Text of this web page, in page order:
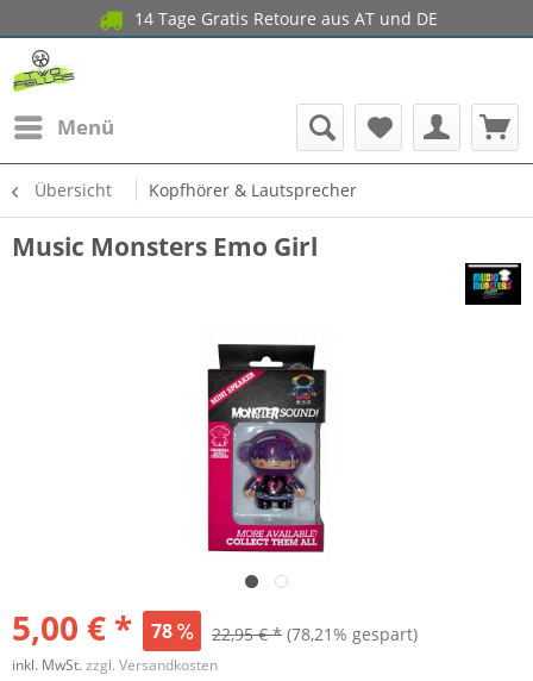
14 Tage Gratis Retoure aus AT und DE
Menü
Übersicht Kopfhörer & Lautsprecher
Music Monsters Emo Girl
5,00 € * 78 22,95 € * (78,21% gespart)
inkl. MwSt.zzgl. Versandkosten